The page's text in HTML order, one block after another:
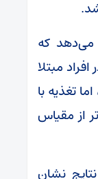
می‌دهد که
مبتلا
تغذیه با
از مقیاس
نشان